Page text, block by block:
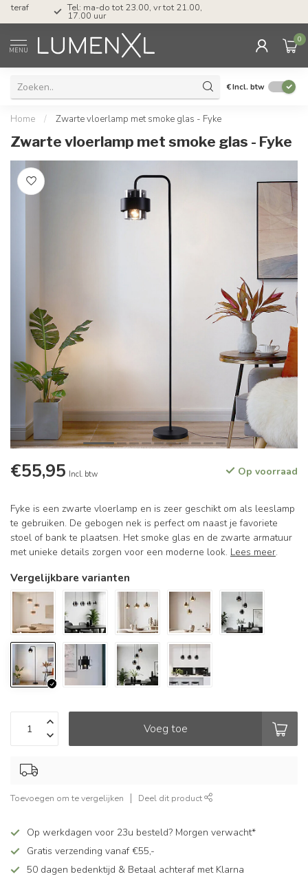
Tel: ma-do tot 23.00, vr tot 21.00, za tot
17.00 uur
MENU
0
€Incl. btw
Home / Zwarte vloerlamp met smoke glas - Fyke
Zwarte vloerlamp met smoke glas - Fyke
€55,95 Incl. btw Op voorraad
Fyke is een zwarte vloerlamp en is zeer geschikt om als leeslamp
te gebruiken. De gebogen nek is perfect om naast je favoriete
stoel of bank te plaatsen. Het smoke glas en de zwarte armatuur
met unieke details zorgen voor een moderne look. Lees meer.
Vergelijkbare varianten
Voeg toe
Toevoegen om te vergelijken Deel dit product
Op werkdagen voor 23u besteld? Morgen verwacht*
Gratis verzending vanaf €55,-
50 dagen bedenktijd & Betaal achteraf met Klarna